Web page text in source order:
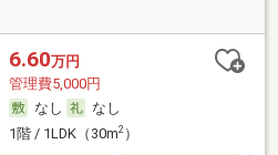
6.60万円
管理費5,000円
なし
なし
1階 / 1LDK（30m2）